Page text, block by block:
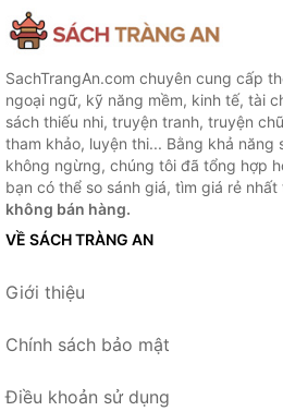
SachTrangAn.com chuyên cung cấp
ngoại ngữ, kỹ năng mềm, kinh tế, tài
sách thiếu nhi, truyện tranh, truyện
tham khảo, luyện thi... Bằng khả năng
không ngừng, chúng tôi đã tổng hợp
bạn có thể so sánh giá, tìm giá rẻ
không bán hàng.
VỀ SÁCH TRÀNG AN
Giới thiệu
Chính sách bảo mật
Điều khoản sử dụng